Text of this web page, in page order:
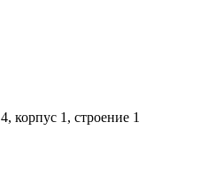
корпус 1, строение 1